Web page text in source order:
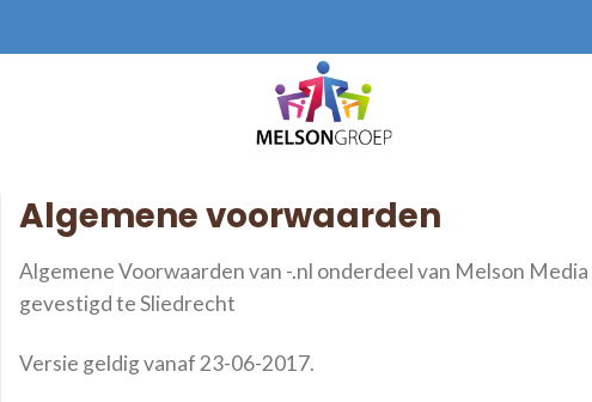
Algemene voorwaarden
Algemene Voorwaarden van -.nl onderdeel van Melson Media
gevestigd te Sliedrecht
Versie geldig vanaf 23-06-2017.